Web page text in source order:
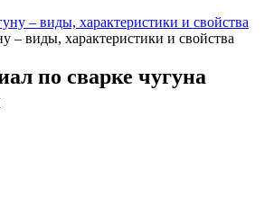
– виды, характеристики и свойства
по сварке чугуна